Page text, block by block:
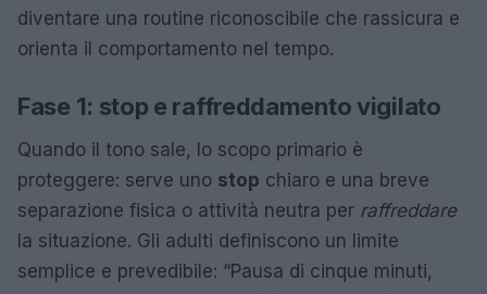
diventare una routine riconoscibile che rassicura e
orienta il comportamento nel tempo.
Fase 1: stop e raffreddamento vigilato
Quando il tono sale, lo scopo primario è
proteggere: serve uno stop chiaro e una breve
separazione fisica o attività neutra per raffreddare
la situazione. Gli adulti definiscono un limite
semplice e prevedibile: “Pausa di cinque minuti,